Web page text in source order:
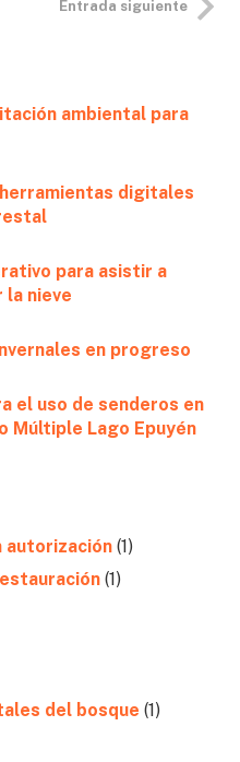
Entrada siguiente
ambiental para
digitales
para asistir a
nieve
en progreso
el uso de senderos en
Múltiple Lago Epuyén
autorización (1)
(1)
del bosque (1)